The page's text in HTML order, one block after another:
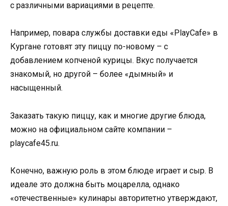
с различными вариациями в рецепте.
Например, повара службы доставки еды «PlayCafe» в
Кургане готовят эту пиццу по-новому – с
добавлением копченой курицы. Вкус получается
знакомый, но другой – более «дымный» и
насыщенный.
Заказать такую пиццу, как и многие другие блюда,
можно на официальном сайте компании –
playcafe45.ru.
Конечно, важную роль в этом блюде играет и сыр. В
идеале это должна быть моцарелла, однако
«отечественные» кулинары авторитетно утверждают,